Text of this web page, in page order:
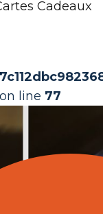
Cadeaux
on line 77